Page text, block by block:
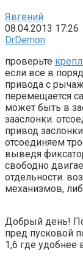
Явгений
08.04.2013 17:26
DrDemon
проверьте
если все в
привода с
перемещается
может быть в
зааслонки.
привод
отсоединяем
выведя
свободно
отдельности.
механизмов,
Добрый день!
пред пусковой
1,6 где удобнее